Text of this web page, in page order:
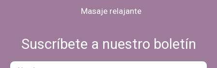
Masaje relajante
Suscríbete a nuestro boletín